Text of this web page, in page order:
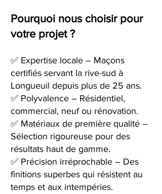
Pourquoi nous choisir pour
votre projet ?
✅ Expertise locale – Maçons
certifiés servant la rive-sud à
Longueuil depuis plus de 25 ans.
✅ Polyvalence – Résidentiel,
commercial, neuf ou rénovation.
✅ Matériaux de première qualité –
Sélection rigoureuse pour des
résultats haut de gamme.
✅ Précision irréprochable – Des
finitions superbes qui résistent au
temps et aux intempéries.